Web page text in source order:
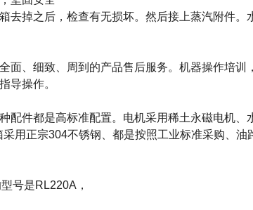
去掉之后，检查有无损坏。然后接上蒸汽附件
面、细致、周到的产品售后服务。机器操作培训
导操作。
配件都是高标准配置。电机采用稀土永磁电机
采用正宗304不锈钢、都是按照工业标准采购、
型号是RL220A ，